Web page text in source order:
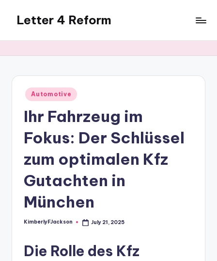
content
Letter 4 Reform
revealing
topics
Posted
in
Automotive
Ihr Fahrzeug im
Fokus: Der Schlüssel
zum optimalen Kfz
Gutachten in
München
Posted
KimberlyFJackson July 21, 2025
Die Rolle des Kfz